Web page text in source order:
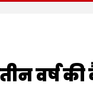
वर्ष की